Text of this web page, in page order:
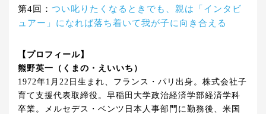
第4回： つい叱りたくなるときでも、親は「インタビ
ュアー」になれば落ち着いて我が子に向き合える
【プロフィール】
熊野英一（くまの・えいいち）
1972年1月22日生まれ、フランス・パリ出身。株式会社子
育て支援代表取締役。早稲田大学政治経済学部経済学科
卒業。メルセデス・ベンツ日本人事部門に勤務後、米国